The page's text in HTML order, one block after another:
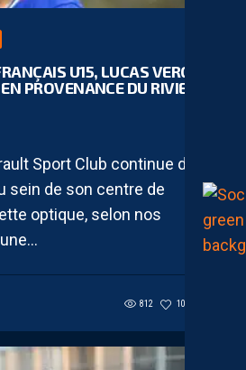
U15, LUCAS VERGER
PROVENANCE DU RIVIERA
Sport Club continue de
sein de son centre de
optique, selon nos
812 103